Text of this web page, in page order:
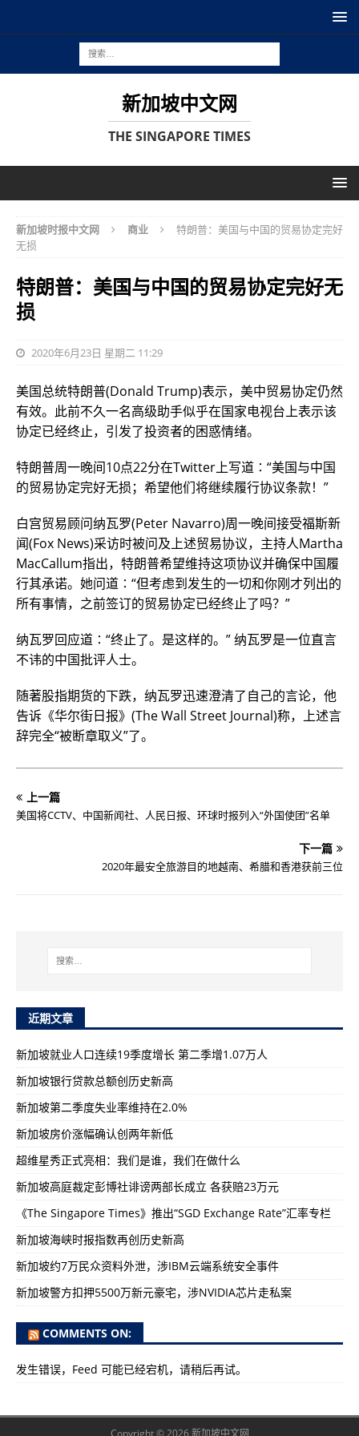
新加坡中文网
THE SINGAPORE TIMES
新加坡时报中文网 商业
特朗普：美国与中国的贸易协定完好
无损
特朗普：美国与中国的贸易协定完好无
损
2020年6月23日 星期二 11:29
美国总统特朗普(Donald Trump)表示，美中贸易协定仍然
有效。此前不久一名高级助手似乎在国家电视台上表示该
协定已经终止，引发了投资者的困惑情绪。
特朗普周一晚间10点22分在Twitter上写道∶“美国与中国
的贸易协定完好无损；希望他们将继续履行协议条款！”
白宫贸易顾问纳瓦罗(Peter Navarro)周一晚间接受福斯新
闻(Fox News)采访时被问及上述贸易协议，主持人Martha
MacCallum指出，特朗普希望维持这项协议并确保中国履
行其承诺。她问道∶“但考虑到发生的一切和你刚才列出的
所有事情，之前签订的贸易协定已经终止了吗？”
纳瓦罗回应道∶“终止了。是这样的。” 纳瓦罗是一位直言
不讳的中国批评人士。
随著股指期货的下跌，纳瓦罗迅速澄清了自己的言论，他
告诉《华尔街日报》(The Wall Street Journal)称，上述言
辞完全“被断章取义”了。
上一篇
美国将CCTV、中国新闻社、人民日报、环球时报列入“外国使团”名单
下一篇
2020年最安全旅游目的地越南、希腊和香港获前三位
近期文章
新加坡就业人口连续19季度增长 第二季增1.07万人
新加坡银行贷款总额创历史新高
新加坡第二季度失业率维持在2.0%
新加坡房价涨幅确认创两年新低
超维星秀正式亮相：我们是谁，我们在做什么
新加坡高庭裁定彭博社诽谤两部长成立 各获赔23万元
《The Singapore Times》推出“SGD Exchange Rate”汇率专栏
新加坡海峡时报指数再创历史新高
新加坡约7万民众资料外泄，涉IBM云端系统安全事件
新加坡警方扣押5500万新元豪宅，涉NVIDIA芯片走私案
COMMENTS ON:
发生错误，Feed 可能已经宕机，请稍后再试。
Copyright © 2026 新加坡中文网